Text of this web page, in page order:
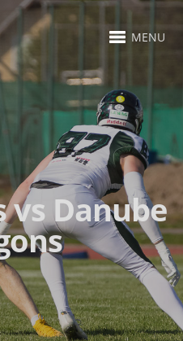
MENU
vs Danube